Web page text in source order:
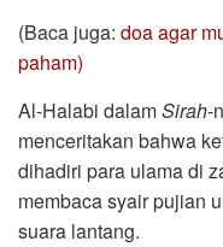
(Baca juga: doa agar
paham)
Al-Halabi dalamSirah-
menceritakan bahwa
dihadiri para ulama di
membaca syair pujian
suara lantang.